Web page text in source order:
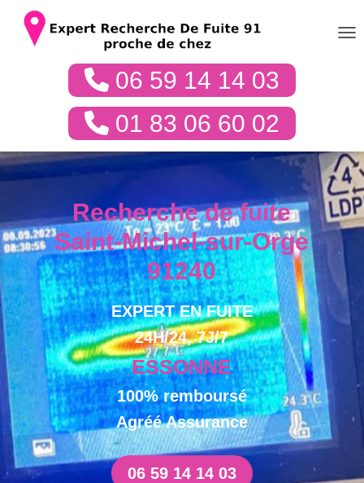
06 59 14 14 03
01 83 06 60 02
Recherche de fuite
Saint-Michel-sur-Orge
91240
EXPERT EN FUITE
24H/24, 7J/7
ESSONNE
100% remboursé
Agréé Assurance
06 59 14 14 03